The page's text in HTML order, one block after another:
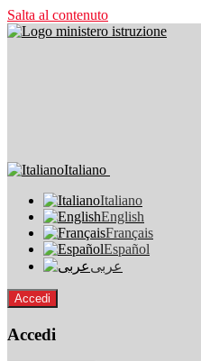
Salta al contenuto
Italiano
Italiano
English
Français
Español
عربى
Accedi
Accedi